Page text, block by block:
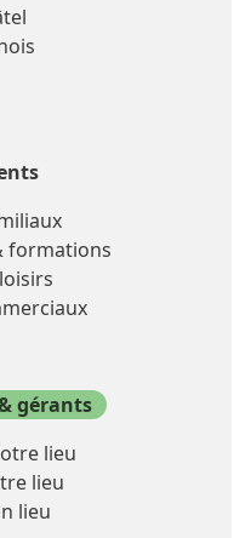
formations
gérants
lieu
lieu
lieu